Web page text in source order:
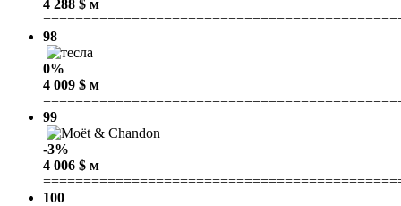
4 288 $ м
98
0%
4 009 $ м
99
-3%
4 006 $ м
100